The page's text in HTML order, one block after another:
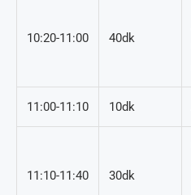
10:20-11:00 40dk
11:00-11:10 10dk
11:10-11:40 30dk